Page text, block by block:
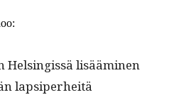
Helsingis­sä lisäämi­nen
lap­siper­heitä